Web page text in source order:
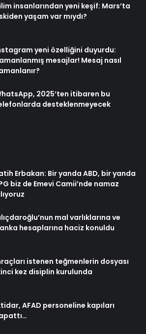
insanlarından yeni keşif: Mars’ta
yaşam var mıydı?
yeni özelliğini duyurdu:
mesajlar! Mesaj nasıl
2025’ten itibaren bu
desteklenmeyecek
Erbakan: Bir yanda ABD, bir yanda
biz de Emevi Camii’nde namaz
mal varlıklarına ve
hesaplarına haciz konuldu
istenen teğmenlerin dosyası
kez disiplin kurulunda
AFAD personeline kapıları